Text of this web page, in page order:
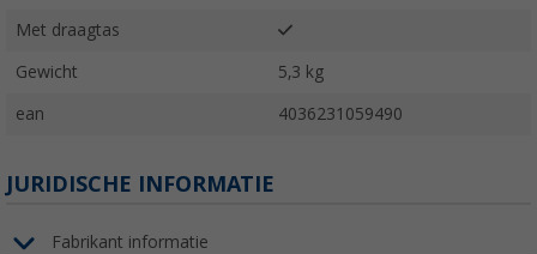
Met draagtas
Gewicht 5,3 kg
ean 4036231059490
JURIDISCHE INFORMATIE
Fabrikant informatie